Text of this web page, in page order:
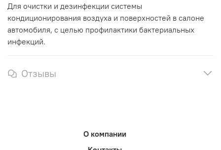
Для очистки и дезинфекции системы
кондиционирования воздуха и поверхностей в салоне
автомобиля, с целью профилактики бактериальных
инфекций.
Отзывы
О компании